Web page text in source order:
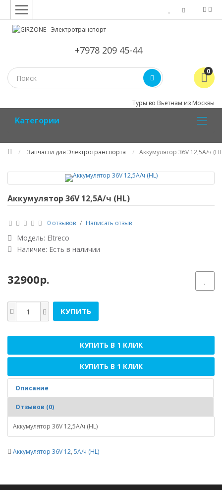
+7978 209 45-44
0
Туры во Вьетнам из Москвы
Kатегории
Запчасти для Электротранспорта Аккумулятор 36V 12,5А/ч
Аккумулятор 36V 12,5А/ч (HL)
0 отзывов / Написать отзыв
Модель: Eltreco
Наличие: Есть в наличии
32900р.
КУПИТЬ
КУПИТЬ В 1 КЛИК
КУПИТЬ В 1 КЛИК
Описание
Отзывов (0)
Аккумулятор 36V 12,5А/ч (HL)
Аккумулятор 36V 12, 5А/ч (HL)